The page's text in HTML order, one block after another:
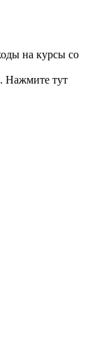
на курсы со
Нажмите тут